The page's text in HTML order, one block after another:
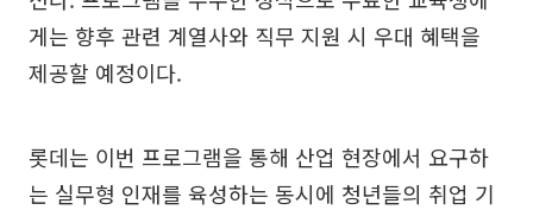
게는 향후 관련 계열사와 직무 지원 시 우대 혜택을
제공할 예정이다.
롯데는 이번 프로그램을 통해 산업 현장에서 요구하
는 실무형 인재를 육성하는 동시에 청년들의 취업 기